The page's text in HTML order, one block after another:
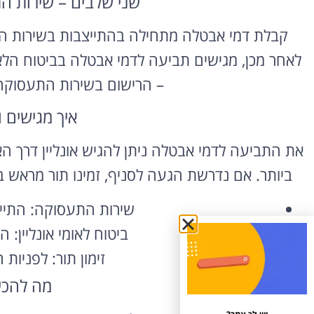
קבלת דמי אבטלה מתחילה בהתייצבות
לאחר מכן, מגישים תביעה לדמי אבטלה בביטוח
– הרישום בשירות
איך מגישים
את התביעה לדמי אבטלה ניתן להגיש אונליין דרך
ביותר. אם נדרשת הגעה לסניף, זמינו תור
שירות התעסוקה:
ביטוח לאומי
זימון תור:
מה